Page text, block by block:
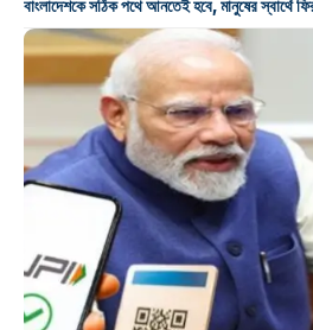
বাংলাদেশকে সঠিক পথে আনতেই হবে, মানুষের স্বার্থে